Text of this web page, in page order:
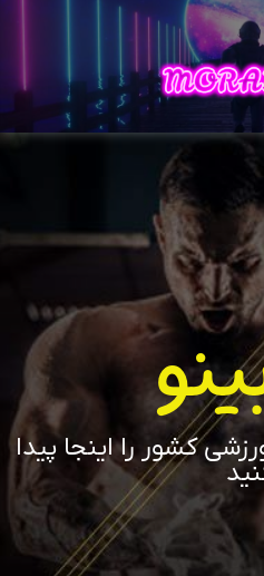
کشور را اینجا پیدا